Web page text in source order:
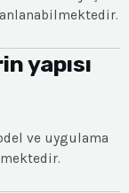
yapısı
ve uygulama